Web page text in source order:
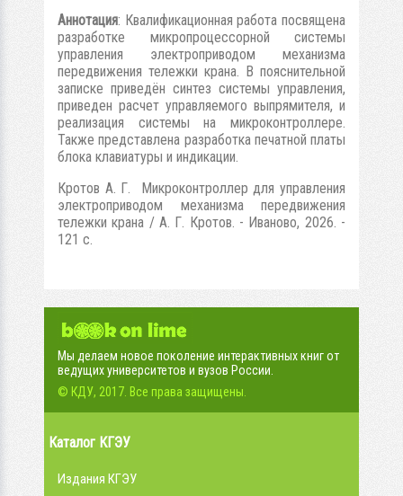
Аннотация: Квалификационная работа посвящена
разработке микропроцессорной системы
управления электроприводом механизма
передвижения тележки крана. В пояснительной
записке приведён синтез системы управления,
приведен расчет управляемого выпрямителя, и
реализация системы на микроконтроллере.
Также представлена разработка печатной платы
блока клавиатуры и индикации.
Кротов А. Г. Микроконтроллер для управления
электроприводом механизма передвижения
тележки крана / А. Г. Кротов. - Иваново, 2026. -
121 с.
Мы делаем новое поколение интерактивных книг от
ведущих университетов и вузов России.
© КДУ, 2017. Все права защищены.
Каталог КГЭУ
Издания КГЭУ